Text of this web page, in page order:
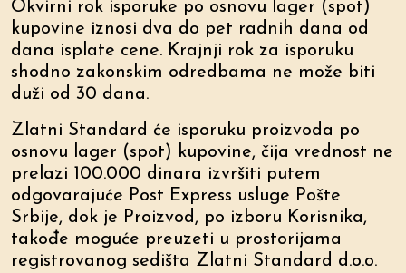
Okvirni rok isporuke po osnovu lager (spot)
kupovine iznosi dva do pet radnih dana od
dana isplate cene. Krajnji rok za isporuku
shodno zakonskim odredbama ne može biti
duži od 30 dana.
Zlatni Standard će isporuku proizvoda po
osnovu lager (spot) kupovine, čija vrednost ne
prelazi 100.000 dinara izvršiti putem
odgovarajuće Post Express usluge Pošte
Srbije, dok je Proizvod, po izboru Korisnika,
takođe moguće preuzeti u prostorijama
registrovanog sedišta Zlatni Standard d.o.o.